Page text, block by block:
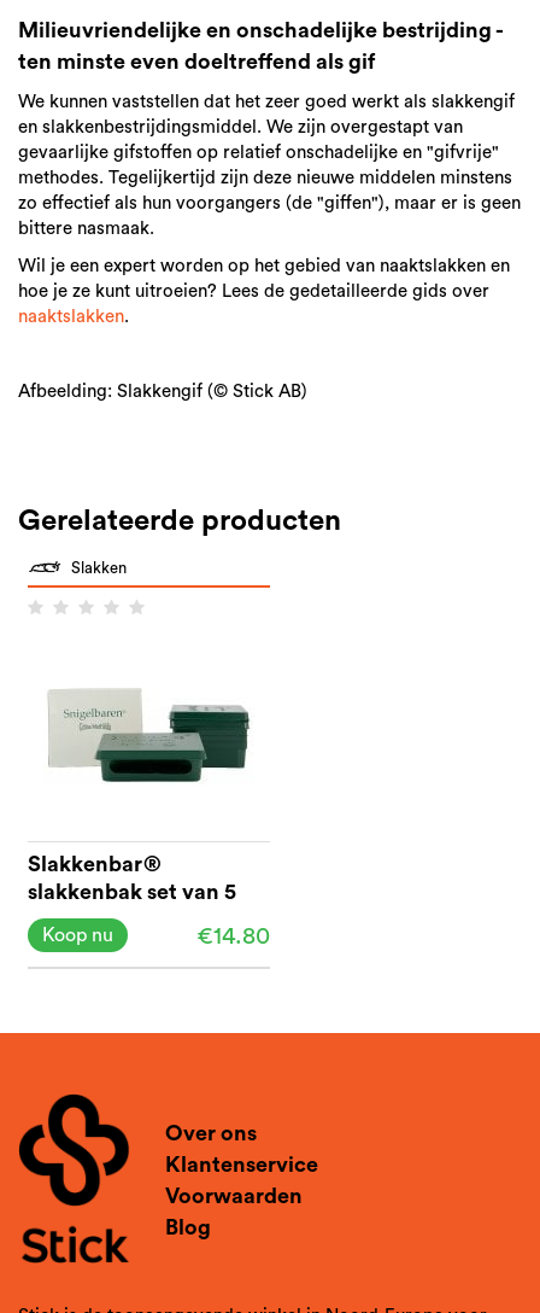
Milieuvriendelijke en onschadelijke bestrijding -
ten minste even doeltreffend als gif
We kunnen vaststellen dat het zeer goed werkt als slakkengif
en slakkenbestrijdingsmiddel. We zijn overgestapt van
gevaarlijke gifstoffen op relatief onschadelijke en "gifvrije"
methodes. Tegelijkertijd zijn deze nieuwe middelen minstens
zo effectief als hun voorgangers (de "giffen"), maar er is geen
bittere nasmaak.
Wil je een expert worden op het gebied van naaktslakken en
hoe je ze kunt uitroeien? Lees de gedetailleerde gids over
naaktslakken.
Afbeelding: Slakkengif (© Stick AB)
Gerelateerde producten
Slakken
Slakkenbar®
slakkenbak set van 5
€14.80
Koop nu
Over ons
Klantenservice
Voorwaarden
Blog